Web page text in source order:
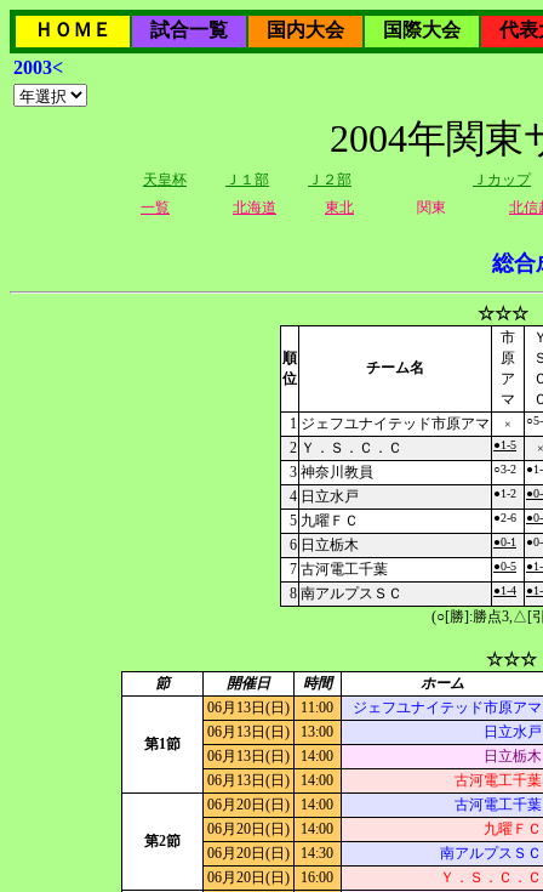
ＨＯＭＥ 試合一覧 国内大会 国際大会
代表
2003<
2004年関
天皇杯 Ｊ１部 Ｊ２部
Ｊカップ
一覧
北海道 東北 関東 北信
総合
☆☆☆
順
位
チーム名
市
原
ア
マ
1 ジェフユナイテッド市原アマ ×
2 Ｙ．Ｓ．Ｃ．Ｃ ●1-5 ×
3 神奈川教員 ○3-2
4 日立水戸 ●1-2
5 九曜ＦＣ ●2-6
6 日立栃木 ●0-1
7 古河電工千葉 ●0-5
8 南アルプスＳＣ ●1-4
(○[勝]:勝点3,△[
☆☆☆
節 開催日 時間 ホーム
第1節
06月13日(日) 11:00
ジェフユナイテッド市原アマ
06月13日(日)
13:00
日立水戸
06月13日(日)
14:00
日立栃木
06月13日(日)
14:00 古河電工千葉
第2節
06月20日(日) 14:00
古河電工千葉
06月20日(日)
14:00
九曜ＦＣ
06月20日(日)
14:30
南アルプスＳＣ
06月20日(日)
16:00 Ｙ．Ｓ．Ｃ．Ｃ